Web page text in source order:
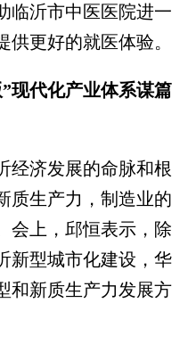
临沂市中医医院进一
更好的就医体验。
代化产业体系谋篇
济发展的命脉和根
质生产力，制造业的
会上，邱恒表示，除
新型城市化建设，华
和新质生产力发展方